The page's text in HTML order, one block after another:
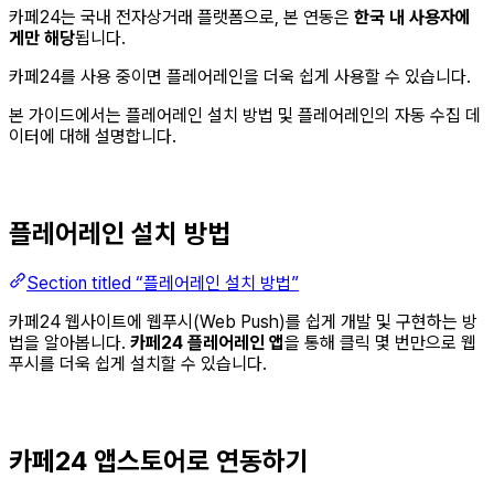
카페24는 국내 전자상거래 플랫폼으로, 본 연동은 한국 내 사용자에
게만 해당됩니다.
카페24를 사용 중이면 플레어레인을 더욱 쉽게 사용할 수 있습니다.
본 가이드에서는 플레어레인 설치 방법 및 플레어레인의 자동 수집 데
이터에 대해 설명합니다.
플레어레인 설치 방법
Section titled “플레어레인 설치 방법”
카페24 웹사이트에 웹푸시(Web Push)를 쉽게 개발 및 구현하는 방
법을 알아봅니다. 카페24 플레어레인 앱을 통해 클릭 몇 번만으로 웹
푸시를 더욱 쉽게 설치할 수 있습니다.
카페24 앱스토어로 연동하기